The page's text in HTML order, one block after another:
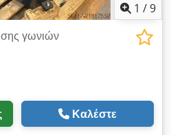
1 /9
γωνιών
Καλέστε